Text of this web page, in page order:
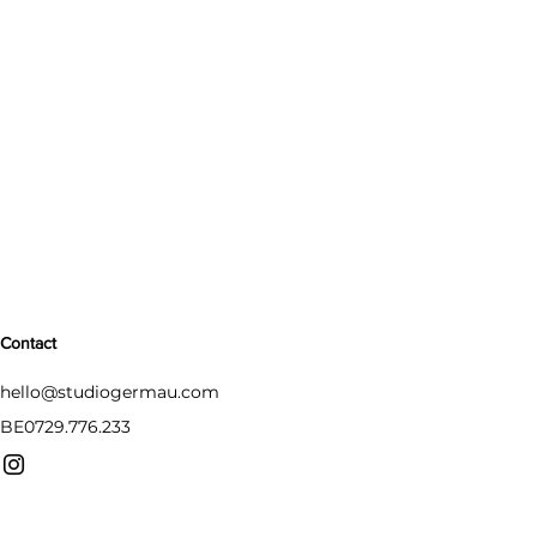
Contact
hello@studiogermau.com
BE0729.776.233